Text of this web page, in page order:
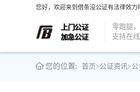
您好，欢迎来到借条没公证有法律效力
零跑腿
支持在
您的位置: 首页>公证资讯>公